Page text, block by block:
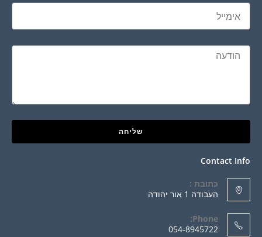
שליחה
Contact Info
כתובת :
העבודה 1 אור יהודה
Phone:
054-8945722